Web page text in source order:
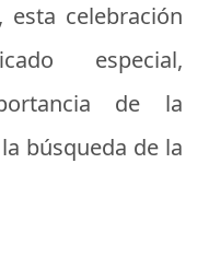
celebración
especial,
de la
búsqueda de la